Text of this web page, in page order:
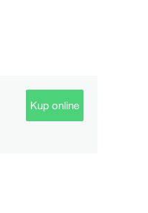
Kup online